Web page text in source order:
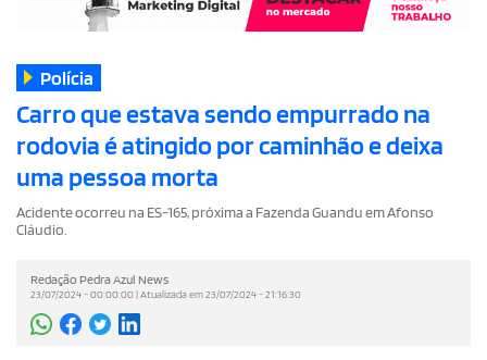
Polícia
Carro que estava sendo empurrado na
rodovia é atingido por caminhão e deixa
uma pessoa morta
Acidente ocorreu na ES-165, próxima a Fazenda Guandu em Afonso
Cláudio.
Redação Pedra Azul News
23/07/2024 - 00:00:00 | Atualizada em 23/07/2024 - 21:16:30